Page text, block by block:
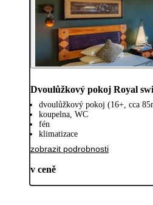
Dvoulůžkový pokoj Royal
dvoulůžkový pokoj (16+, cca
koupelna, WC
fén
klimatizace
zobrazit podrobnosti
v ceně